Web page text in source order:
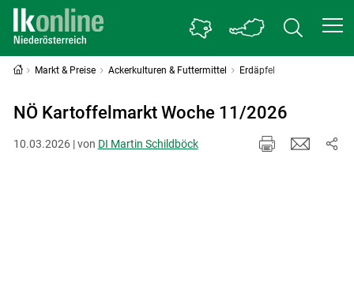
Markt & Preise Ackerkulturen & Futtermittel Erdäpfel
NÖ Kartoffelmarkt Woche 11/2026
10.03.2026 | von DI Martin Schildböck